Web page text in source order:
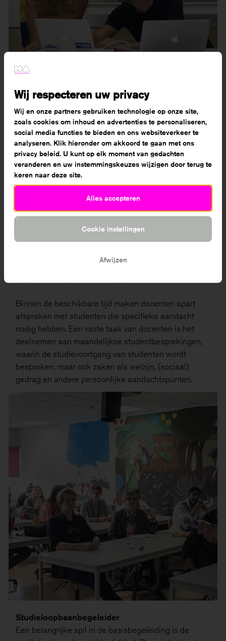
Basisbegeleiding
Docenten
De basisbegeleiding bestaat uit klassikaal
georganiseerd onderwijs, door een vast team van
docenten. Het opleidingsprogramma is door het
docententeam ontwikkeld en onderling afgestemd.
Docenten houden rekening met individuele
verschillen tussen studenten, en stemmen
werkvormen en lesstof af op deze verschillen - voor
zover mogelijk. Zij besteden in lessen tijd aan
geven cijferbeoordelingen en mondelinge feedback
Binnen de beschikbare tijd maken docenten apart
afspraken met studenten die specifieke aandacht
nodig hebben. Een vaste taak van docenten is het
deelnemen aan maandelijkse studentbesprekingen,
waarin de studievoortgang van studenten wordt
besproken, maar ook zaken als welzijn, (sociaal)
gedrag en andere persoonlijke aandachtspunten.
Studieloopbaanbegeleider
Een belangrijke spil in de basisbegeleiding is de
Wij respecteren uw privacy
Wij en onze partners gebruiken technologie op onze site,
zoals cookies om inhoud en advertenties te personaliseren,
social media functies te bieden en ons websiteverkeer te
analyseren. Klik hieronder om akkoord te gaan met ons
privacy beleid. U kunt op elk moment van gedachten
veranderen en uw instemmingskeuzes wijzigen door terug te
keren naar deze site.
Alles accepteren
Cookie instellingen
Afwijzen